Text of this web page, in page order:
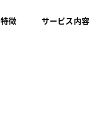
特徴 サービス内容